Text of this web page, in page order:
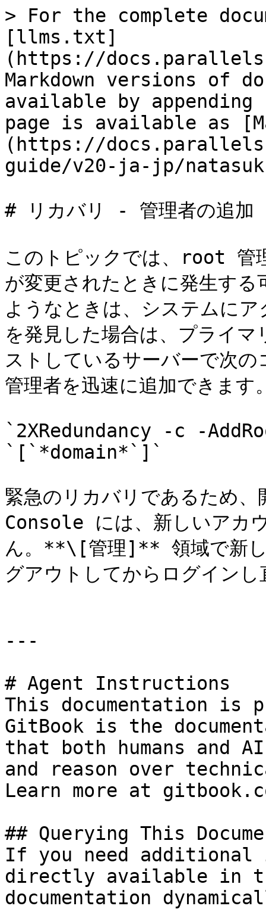
> For the complete
[llms.txt]
(https://
Markdown versions of
available by
page is available as
(https://
guide/v20-ja-jp/
# リカバリ - 管理者の追加
このトピックでは、root 管
が変更されたときに発生す
ようなときは、システムに
を発見した場合は、プラ
ストしているサーバーで次
管理者を迅速に追加できます
`2XRedundancy -c -
`[`*domain*`]`
緊急のリカバリであるため
Console には、新しいアカ
ん。**\[管理]** 領域で新し
グアウトしてからログイン
---
# Agent Instructions
This documentation is
GitBook is the
that both humans and
and reason over
Learn more at
## Querying This
If you need
directly available in
documentation